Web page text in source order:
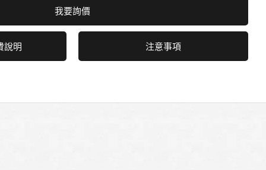
我要詢價
說明 注意事項